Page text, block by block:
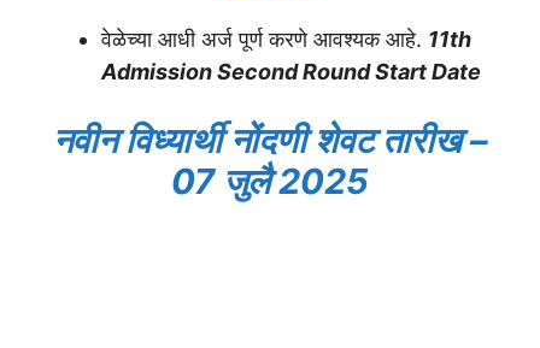
वेळेच्या आधी अर्ज पूर्ण करणे आवश्यक आहे. 11th
Admission Second Round Start Date
नवीनविध्यार्थी नोंदणी शेवट तारीख –
07 जुलै 2025